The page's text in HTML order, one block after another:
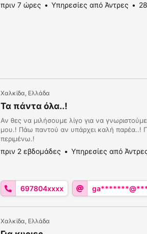
πριν 7 ώρες Υπηρεσίες από Άντρες
Χαλκίδα, Ελλάδα
Τα πάντα όλα..!
Αν θες να μιλήσουμε λίγο για να γνωριστούμε
μου.! Πάω παντού αν υπάρχει καλή
περιμένω.!
πριν 2 εβδομάδες Υπηρεσίες από
697804xxxx
Χαλκίδα, Ελλάδα